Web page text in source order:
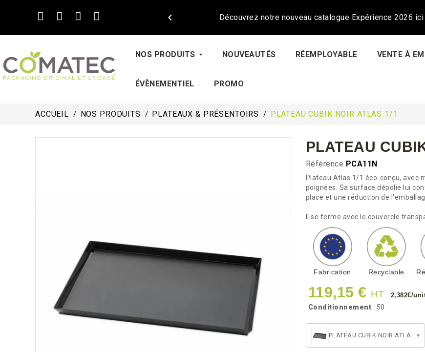
Découvrez notre nouveau catalogue Expérience 2026 ici

NOS PRODUITS NOUVEAUTÉS RÉEMPLOYABLE VENTE À
ÉVÈNEMENTIEL PROMO
ACCUEIL NOS PRODUITS PLATEAUX & PRÉSENTOIRS PLATEAU CUBIK NOIR ATLAS 1/1
PLATEAU
Référence PCA11N
Plateau Atlas 1/1 éco-conçu, avec
poignées. Sa surface dépolie lui
place et une réduction de
Il se ferme avec le couvercle
Fabrication Recyclable
119,15 € HT 2,382€/
Conditionnement : 50
PLATEAU CUBIK NOIR ATLAS 1/1 ▾